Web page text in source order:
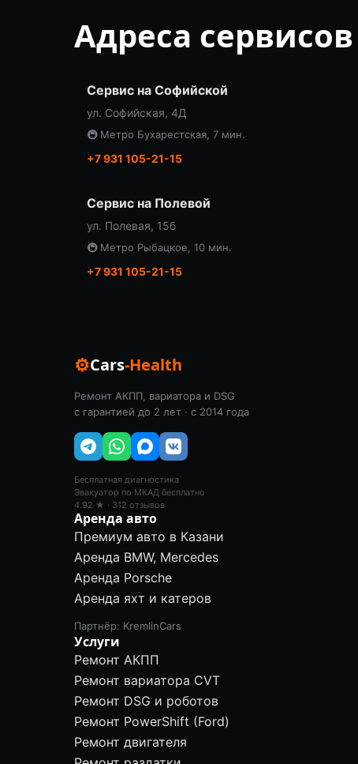
Адреса
Сервис на Софийской
ул. Софийская, 4Д
🚇 Метро Бухарестская, 7 мин.
+7 931 105-21-15
Сервис на Полевой
ул. Полевая, 15б
🚇 Метро Рыбацкое, 10 мин.
+7 931 105-21-15
⚙Cars-Health
Ремонт АКПП, вариатора и DSG
с гарантией до 2 лет · с 2014 года
Бесплатная диагностика
Эвакуатор по МКАД бесплатно
4.92 ★ · 312 отзывов
Аренда авто
Премиум авто в Казани
Аренда BMW, Mercedes
Аренда Porsche
Аренда яхт и катеров
Партнёр: KremlinCars
Услуги
Ремонт АКПП
Ремонт вариатора CVT
Ремонт DSG и роботов
Ремонт PowerShift (Ford)
Ремонт двигателя